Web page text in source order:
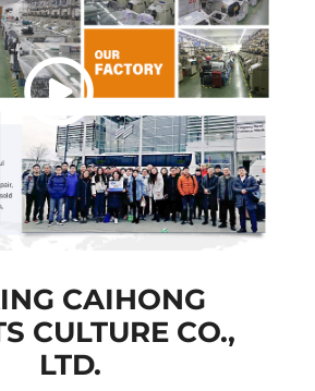
CAIHONG
CULTURE CO.,
LTD.